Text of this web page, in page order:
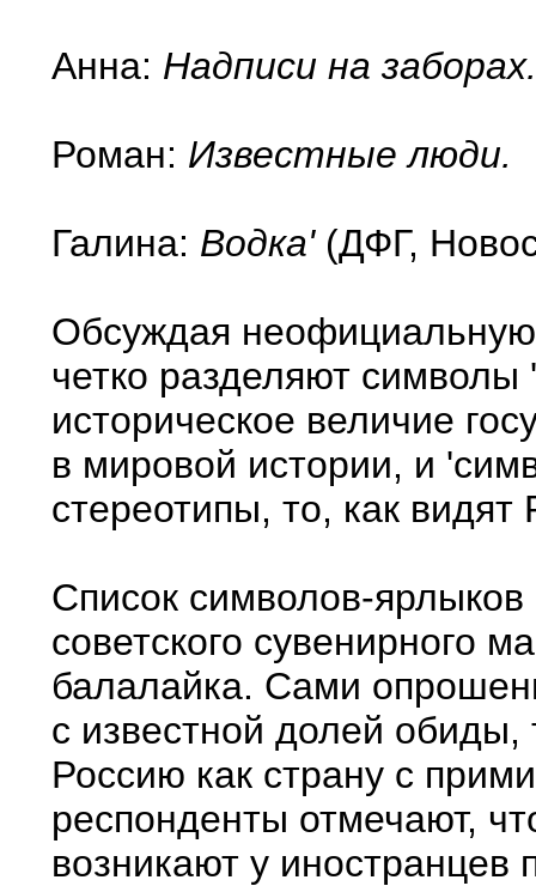
Анна: Надписи на заборах.
Роман: Известные люди.
Галина: Водка'(ДФГ,
Обсуждая
четко разделяют
историческое величие
в мировой истории, и
стереотипы, то, как
Список символов-
советского сувенирного
балалайка. Сами
с известной долей обиды,
Россию как страну с
респонденты отмечают,
возникают у иностранцев